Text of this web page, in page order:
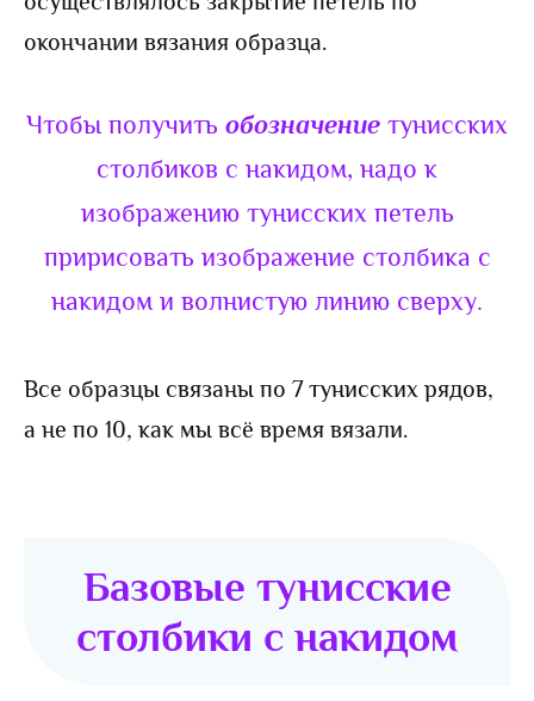
окончании вязания образца.
Чтобы получить обозначение тунисских
столбиков с накидом, надо к
изображению тунисских петель
пририсовать изображение столбика с
накидом и волнистую линию сверху.
Все образцы связаны по 7 тунисских рядов,
а не по 10, как мы всё время вязали.
Базовые тунисские
столбики с накидом